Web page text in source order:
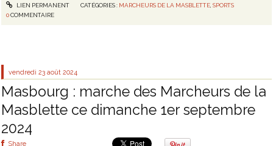
LIEN PERMANENT CATÉGORIES : MARCHEURS DE LA MASBLETTE, SPORTS
0COMMENTAIRE
vendredi 23 août 2024
Masbourg : marche des Marcheurs de la
Masblette ce dimanche 1er septembre
2024
Share